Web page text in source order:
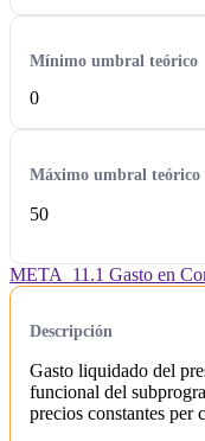
Mínimo umbral teórico
0
Máximo umbral teórico
50
META_11.1 Gasto en
Descripción
Gasto liquidado del
funcional del
precios constantes per